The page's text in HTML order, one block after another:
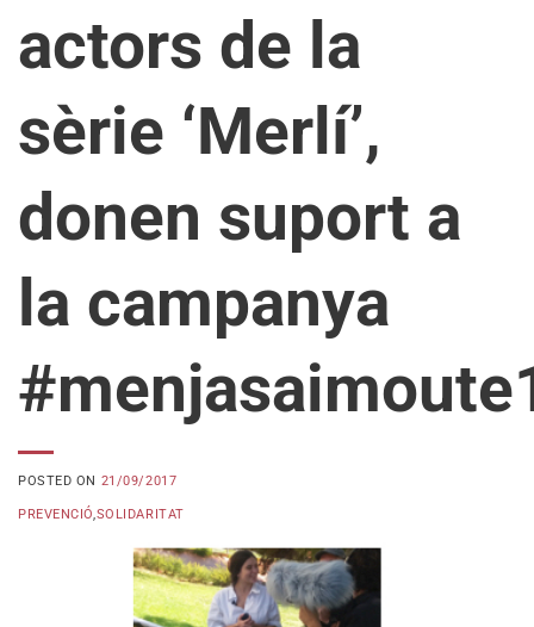
actors de la
sèrie ‘Merlí’,
donen suport a
la campanya
POSTED ON 21/09/2017
PREVENCIÓ,SOLIDARITAT